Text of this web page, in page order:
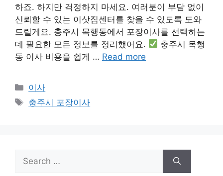
하죠. 하지만 걱정하지 마세요. 여러분이 부담 없이
신뢰할 수 있는 이삿짐센터를 찾을 수 있도록 도와
드릴게요. 충주시 목행동에서 포장이사를 선택하는
데 필요한 모든 정보를 정리했어요.
충주시 목행
동 이사 비용을 쉽게 … Read more
Categories
이사
Tags
충주시 포장이사
for: